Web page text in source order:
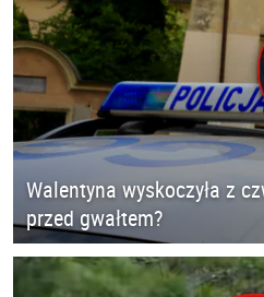
Walentyna wyskoczyła z
przed gwałtem?